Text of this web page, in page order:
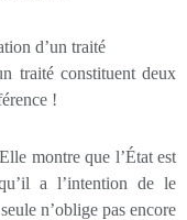
d’un traité
traité constituent deux
!
montre que l’État est
a l’intention de le
n’oblige pas encore